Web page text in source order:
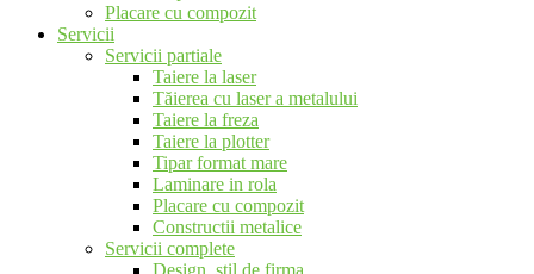
Placare cu compozit
Servicii
Servicii partiale
Taiere la laser
Tăierea cu laser a metalului
Taiere la freza
Taiere la plotter
Tipar format mare
Laminare in rola
Placare cu compozit
Constructii metalice
Servicii complete
Design, stil de firma